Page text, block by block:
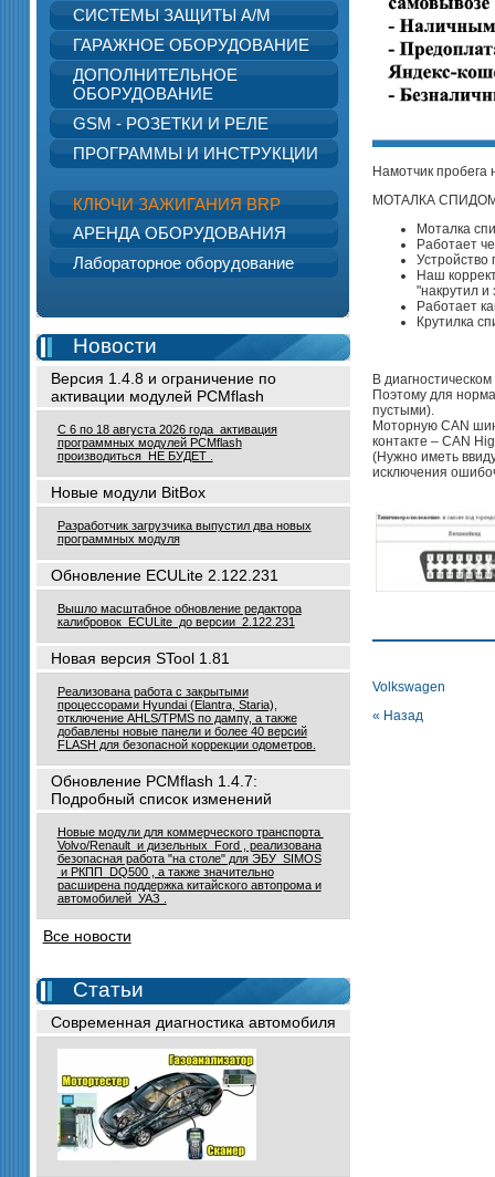
СИСТЕМЫ ЗАЩИТЫ А/М
ГАРАЖНОЕ ОБОРУДОВАНИЕ
ДОПОЛНИТЕЛЬНОЕ
ОБОРУДОВАНИЕ
GSM - РОЗЕТКИ И РЕЛЕ
ПРОГРАММЫ И ИНСТРУКЦИИ
КЛЮЧИ ЗАЖИГАНИЯ BRP
АРЕНДА ОБОРУДОВАНИЯ
Лабораторное оборудование
Новости
Версия 1.4.8 и ограничение по
активации модулей PCMflash
С 6 по 18 августа 2026 года активация
программных модулей PCMflash
производиться НЕ БУДЕТ .
Новые модули BitBox
Разработчик загрузчика выпустил два новых
программных модуля
Обновление ECULite 2.122.231
Вышло масштабное обновление редактора
калибровок ECULite до версии 2.122.231
Новая версия STool 1.81
Реализована работа с закрытыми
процессорами Hyundai (Elantra, Staria),
отключение AHLS/TPMS по дампу, а также
добавлены новые панели и более 40 версий
FLASH для безопасной коррекции одометров.
Обновление PCMflash 1.4.7:
Подробный список изменений
Новые модули для коммерческого транспорта
Volvo/Renault и дизельных Ford , реализована
безопасная работа "на столе" для ЭБУ SIMOS
и РКПП DQ500 , а также значительно
расширена поддержка китайского автопрома и
автомобилей УАЗ .
Все новости
Статьи
Современная диагностика автомобиля
Намотчик пробега
МОТАЛКА
Моталка
Работает
Устройство
Наш
"накрутил и
Работает
Крутилка
В
Поэтому для
пустыми).
Моторную CAN
контакте – CAN
(Нужно иметь
исключения
Volkswagen
« Назад